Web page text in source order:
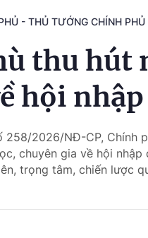
- THỦ TƯỚNG CHÍNH PHỦ
thu hút
hội
258/2026/NĐ-CP, Chính
chuyên gia về hội
trọng tâm, chiến lược